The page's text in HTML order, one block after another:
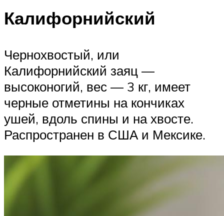
Калифорнийский
Чернохвостый, или
Калифорнийский заяц —
высоконогий, вес — 3 кг, имеет
черные отметины на кончиках
ушей, вдоль спины и на хвосте.
Распространен в США и Мексике.